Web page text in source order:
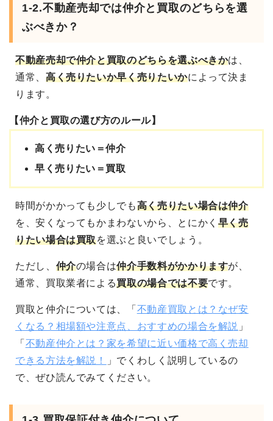
1-2.不動産売却では仲介と買取のどちらを選
ぶべきか？
不動産売却で仲介と買取のどちらを選ぶべきかは、
通常、 高く売りたいか早く売りたいかによって決ま
ります。
【仲介と買取の選び方のルール】
高く売りたい＝仲介
早く売りたい＝買取
時間がかかっても 少しでも高く売りたい場合は仲介
を、安くなってもかまわないから、とにかく 早く売
りたい場合は買取を選ぶと良いでしょう。
ただし、 仲介の場合は仲介手数料がかかりますが、
通常、買取業者による買取の場合では不要です。
買取と仲介については、「 不動産買取とは？なぜ安
くなる？相場額や注意点、おすすめの場合を解説 」
「 不動産仲介とは？家を希望に近い価格で高く売却
できる方法を解説！
」でくわしく説明しているの
で、ぜひ読んでみてください。